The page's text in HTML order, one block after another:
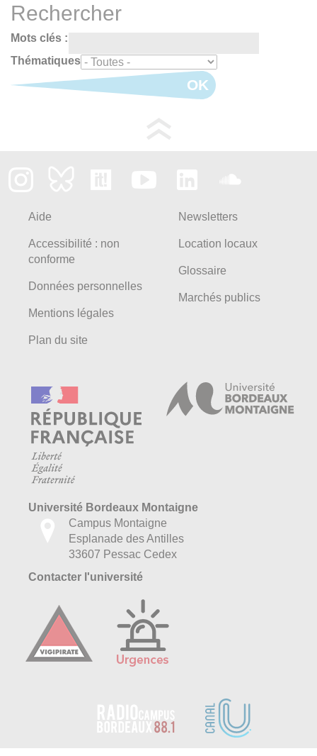
Rechercher
Mots clés :
Thématiques
OK
Aide
Accessibilité : non
conforme
Données personnelles
Mentions légales
Plan du site
Newsletters
Location locaux
Glossaire
Marchés publics
Université Bordeaux Montaigne
Campus Montaigne
Esplanade des Antilles
33607 Pessac Cedex
Contacter l'université